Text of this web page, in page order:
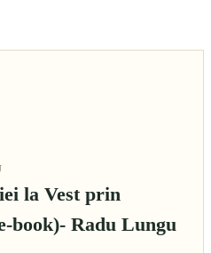
la Vest prin
book)- Radu Lungu